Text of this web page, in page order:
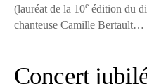
(lauréat de la 10e édition du
chanteuse Camille Bertault…
Concert